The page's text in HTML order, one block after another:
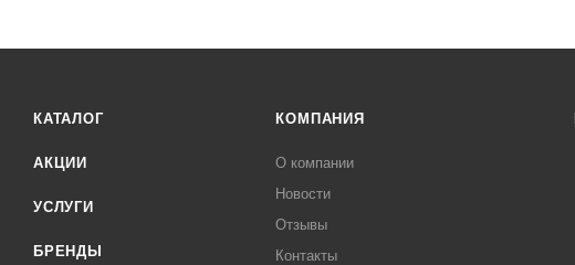
КАТАЛОГ
АКЦИИ
УСЛУГИ
БРЕНДЫ
КОМПАНИЯ
О компании
Новости
Отзывы
Контакты